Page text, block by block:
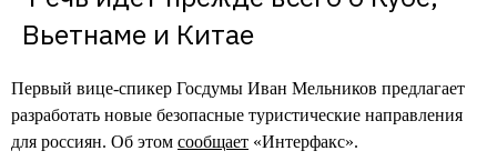
Вьетнаме и Китае
Первый вице-спикер Госдумы Иван Мельников предлагает
разработать новые безопасные туристические направления
для россиян. Об этом сообщает «Интерфакс».